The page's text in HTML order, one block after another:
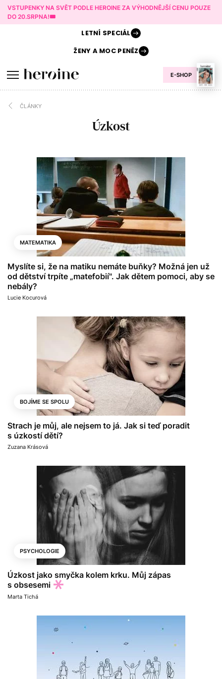
VSTUPENKY NA SVĚT PODLE HEROINE ZA VÝHODNĚJŠÍ CENU POUZE
DO 20.SRPNA!🎟️
E-SHOP
LETNÍ SPECIÁL
ŽENY AMOC PENĚZ
ČLÁNKY
Úzkost
MATEMATIKA
Myslíte si, že na matiku nemáte buňky? Možná jen už
od dětství trpíte „matefobií". Jak dětem pomoci, aby se
nebály?
Lucie Kocurová
BOJÍME SE SPOLU
Strach je můj, ale nejsem to já. Jak si teď poradit
s úzkostí dětí?
Zuzana Krásová
PSYCHOLOGIE
Úzkost jako smyčka kolem krku. Můj zápas
s obsesemi
Marta Tichá